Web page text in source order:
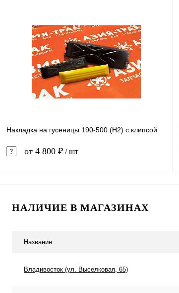
Купить в 1 клик Сравнение
В избранное Под заказ
Накладка на гусеницы 190-500 (H2) с клипсой
от 4 800 ₽ / шт
НАЛИЧИЕ В МАГАЗИНАХ
Название
Владивосток (ул. Выселковая, 65)